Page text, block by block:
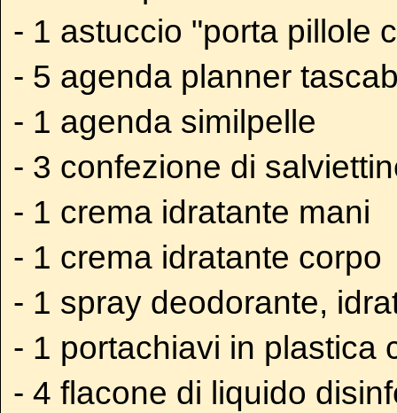
- 1 astuccio "porta pillole
- 5 agenda planner
- 1 agenda similpelle
- 3 confezione di
- 1 crema idratante mani
- 1 crema idratante corpo
- 1 spray deodorante,
- 1 portachiavi in plastica
- 4 flacone di liquido